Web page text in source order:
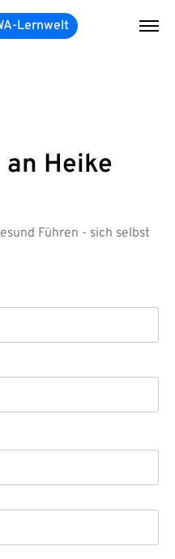
Lernwelt
Heike
Führen - sich selbst